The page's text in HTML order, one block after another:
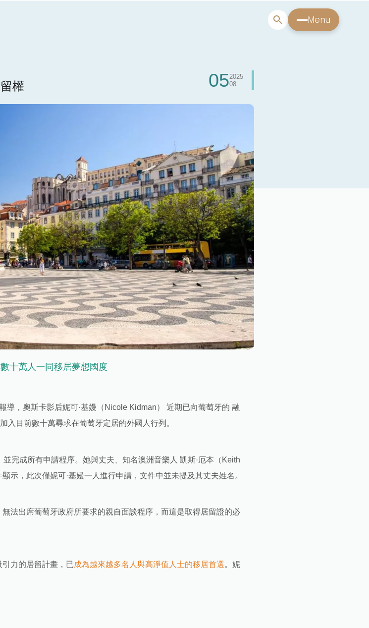
Menu
權 052025
08
十萬人一同移居夢想國度
導，奧斯卡影后妮可·基嫚（Nicole Kidman） 近期已向葡萄牙的 融
入目前數十萬尋求在葡萄牙定居的外國人行列。
完成所有申請程序。她與丈夫、知名澳洲音樂人 凱斯·厄本（Keith
示，此次僅妮可·基嫚一人進行申請，文件中並未提及其丈夫姓名。
法出席葡萄牙政府所要求的親自面談程序，而這是取得居留證的必
力的居留計畫，已成為越來越多名人與高淨值人士的移居首選。妮